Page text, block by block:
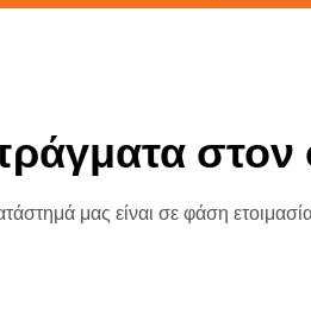
στον
μας είναι σε φάση